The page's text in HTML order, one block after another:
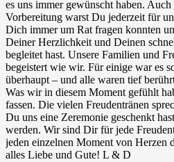
es uns immer gewünscht haben.
Vorbereitung warst Du jederzeit für
Dich immer um Rat fragen konnten
Deiner Herzlichkeit und Deinen
begleitet hast. Unsere Familien und
begeistert wie wir. Für einige war es
überhaupt – und alle waren tief
Was wir in diesem Moment gefühlt
fassen. Die vielen Freudentränen
Du uns eine Zeremonie geschenkt
werden. Wir sind Dir für jede
jeden einzelnen Moment von Herzen
alles Liebe und Gute! L & D